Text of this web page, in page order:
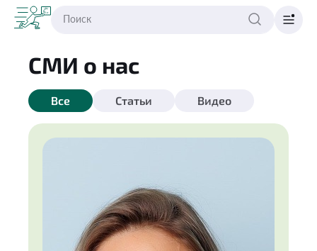
СМИ о нас
Все Статьи Видео